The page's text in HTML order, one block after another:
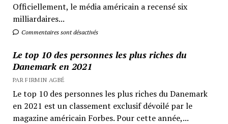
Officiellement, le média américain a recensé six
milliardaires...
Commentaires sont désactivés
Le top 10 des personnes les plus riches du
Danemark en 2021
PAR FIRMIN AGBÉ
Le top 10 des personnes les plus riches du Danemark
en 2021 est un classement exclusif dévoilé par le
magazine américain Forbes. Pour cette année,...